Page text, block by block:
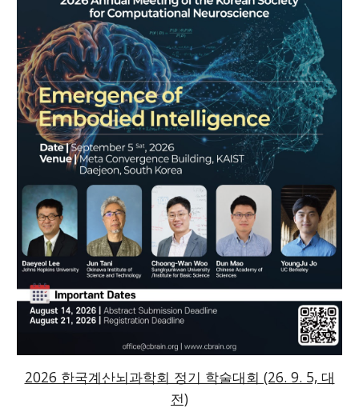
2026 한국계산뇌과학회 정기 학술대회 (26. 9. 5, 대
전)